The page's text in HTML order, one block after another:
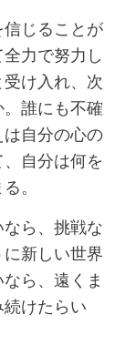
じることが
力で努力し
け入れ、次
誰にも不確
自分の心の
自分は何を
。
ら、挑戦な
新しい世界
ら、遠くま
けたらい